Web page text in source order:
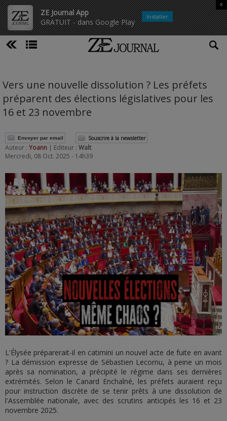
ZE Journal App
GRATUIT - dans Google Play
x
Installer
Vers une nouvelle dissolution ? Les préfets
préparent des élections législatives pour les
16 et 23 novembre
Envoyer par email Souscrire à la newsletter
Auteur : Yoann | Editeur : Walt
Mercredi, 08 Oct. 2025 - 14h39
L'Élysée préparerait-il en catimini un nouvel acte de fuite en avant
? La démission expresse de Sébastien Lecornu, à peine un mois
après sa nomination, a précipité le régime dans ses dernières
extrémités. Selon le Canard Enchaîné, les préfets auraient reçu
pour instruction discrète de se tenir prêts à une dissolution de
l'Assemblée nationale, avec des scrutins anticipés les 16 et 23
novembre 2025.